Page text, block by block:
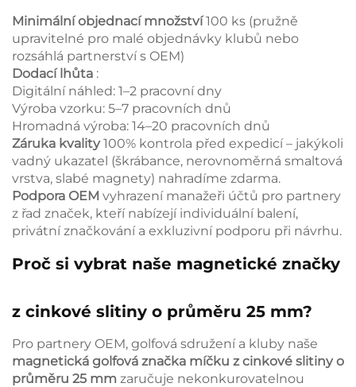
Minimální objednací množství100 ks (pružně
upravitelné pro malé objednávky klubů nebo
rozsáhlá partnerství s OEM)
Dodací lhůta :
Digitální náhled: 1–2 pracovní dny
Výroba vzorku: 5–7 pracovních dnů
Hromadná výroba: 14–20 pracovních dnů
Záruka kvality100% kontrola před expedicí – jakýkoli
vadný ukazatel (škrábance, nerovnoměrná smaltová
vrstva, slabé magnety) nahradíme zdarma.
Podpora OEM vyhrazení manažeři účtů pro partnery
z řad značek, kteří nabízejí individuální balení,
privátní značkování a exkluzivní podporu při návrhu.
Proč si vybrat naše magnetické značky
z cinkové slitiny o průměru 25 mm?
Pro partnery OEM, golfová sdružení a kluby naše
magnetická golfová značka míčku z cinkové slitiny o
průměru 25 mm zaručuje nekonkurovatelnou